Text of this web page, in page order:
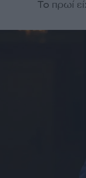
Το πρωί